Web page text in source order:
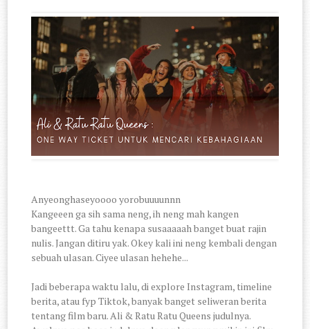
Anyeonghaseyoooo yorobuuuunnn
Kangeeen ga sih sama neng, ih neng mah kangen
bangeettt. Ga tahu kenapa susaaaaah banget buat rajin
nulis. Jangan ditiru yak. Okey kali ini neng kembali dengan
sebuah ulasan. Ciyee ulasan hehehe...
Jadi beberapa waktu lalu, di explore Instagram, timeline
berita, atau fyp Tiktok, banyak banget seliweran berita
tentang film baru. Ali & Ratu Ratu Queens judulnya.